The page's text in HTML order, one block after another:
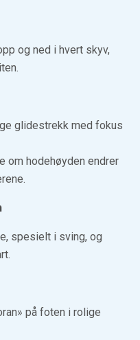
og ned i hvert skyv,
glidestrekk med fokus
om hodehøyden endrer
spesielt i sving, og
på foten i rolige